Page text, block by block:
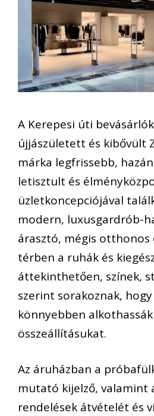
A Kerepesi úti
újjászületett és kibővült
márka legfrissebb,
letisztult és
üzletkoncepciójával
modern, luxusgardrób-
árasztó, mégis otthonos
térben a ruhák és
áttekinthetően, színek,
szerint sorakoznak,
könnyebben
összeállításukat.
Az áruházban a
mutató kijelző, valamint
rendelések átvételét és